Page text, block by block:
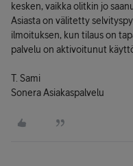
kesken, vaikka olitkin jo
Asiasta on välitetty
ilmoituksen, kun tilaus on
palvelu on aktivoitunut
T. Sami
Sonera Asiakaspalvelu